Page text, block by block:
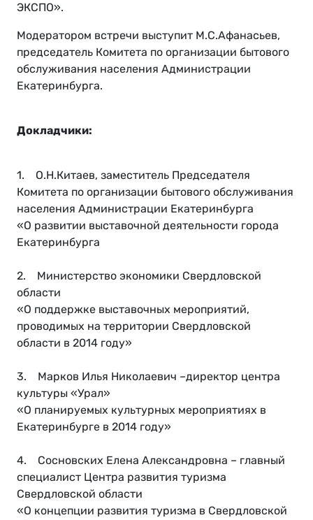
ЭКСПО».
Модератором встречи выступит М.С.Афанасьев,
председатель Комитета по организации бытового
обслуживания населения Администрации
Екатеринбурга.
Докладчики:
1. О.Н.Китаев, заместитель Председателя
Комитета по организации бытового обслуживания
населения Администрации Екатеринбурга
«О развитии выставочной деятельности города
Екатеринбурга
2. Министерство экономики Свердловской
области
«О поддержке выставочных мероприятий,
проводимых на территории Свердловской
области в 2014 году»
3. Марков Илья Николаевич –директор центра
культуры «Урал»
«О планируемых культурных мероприятиях в
Екатеринбурге в 2014 году»
4. Сосновских Елена Александровна – главный
специалист Центра развития туризма
Свердловской области
«О концепции развития туризма в Свердловской